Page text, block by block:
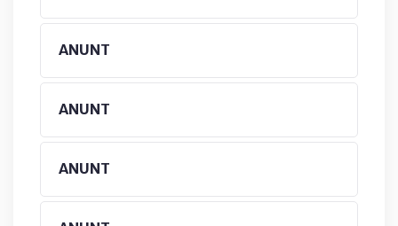
ANUNT
ANUNT
ANUNT